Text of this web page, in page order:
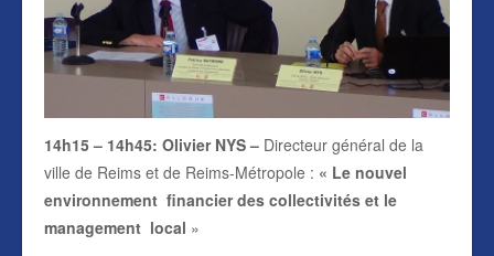
14h15 – 14h45: Olivier NYS – Directeur général de la
ville de Reims et de Reims-Métropole : « Le nouvel
environnement financier des collectivités et le
management local »